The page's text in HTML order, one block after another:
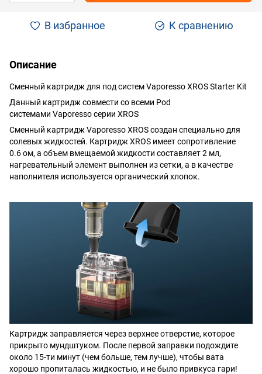
В избранное К сравнению
Описание
Сменный картридж для под систем Vaporesso XROS Starter Kit
Данный картридж совмести со всеми Pod
системами Vaporesso серии XROS
Сменный картридж Vaporesso XROS создан специально для
солевых жидкостей. Картридж XROS имеет сопротивление
0.6 ом, а объем вмещаемой жидкости составляет 2 мл,
нагревательный элемент выполнен из сетки, а в качестве
наполнителя используется органический хлопок.
Картридж заправляется через верхнее отверстие, которое
прикрыто мундштуком. После первой заправки подождите
около 15-ти минут (чем больше, тем лучше), чтобы вата
хорошо пропиталась жидкостью, и не было привкуса гари!